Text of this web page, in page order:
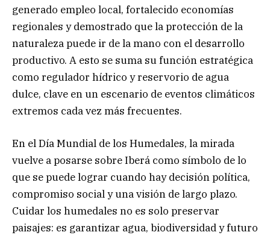
generado empleo local, fortalecido economías
regionales y demostrado que la protección de la
naturaleza puede ir de la mano con el desarrollo
productivo. A esto se suma su función estratégica
como regulador hídrico y reservorio de agua
dulce, clave en un escenario de eventos climáticos
extremos cada vez más frecuentes.
En el Día Mundial de los Humedales, la mirada
vuelve a posarse sobre Iberá como símbolo de lo
que se puede lograr cuando hay decisión política,
compromiso social y una visión de largo plazo.
Cuidar los humedales no es solo preservar
paisajes: es garantizar agua, biodiversidad y futuro